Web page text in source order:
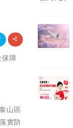
障
山區
實防